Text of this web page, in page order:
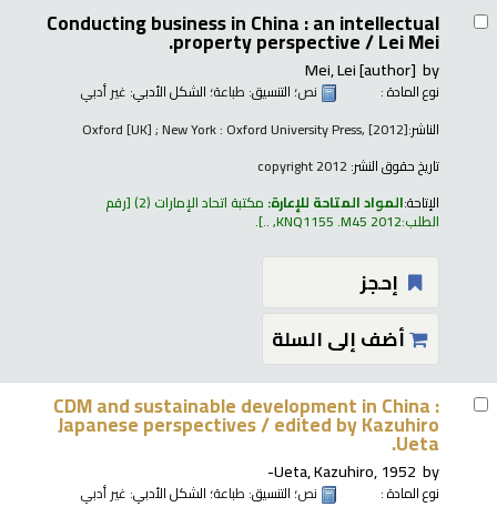
Conducting business in China : an intellectual
property perspective /Lei Mei.
by
Mei, Lei[author]
نوع المادة : نص؛ التنسيق: طباعة؛ الشكل الأدبي: غير أدبي
الناشر:Oxford [UK] ; New York : Oxford University Press, [2012]
تاريخ حقوق النشر:
الإتاحة:المواد المتاحة للإعارة: مكتبة اتحاد الإمارات (2) رقم
الطلب:KNQ1155 .M45 2012, ..
.
إحجز
أضف إلى السلة
CDM and sustainable development in China :
Japanese perspectives /edited by Kazuhiro
Ueta.
by
Ueta, Kazuhiro, 1952-
نوع المادة : نص؛ التنسيق: طباعة؛ الشكل الأدبي: غير أدبي